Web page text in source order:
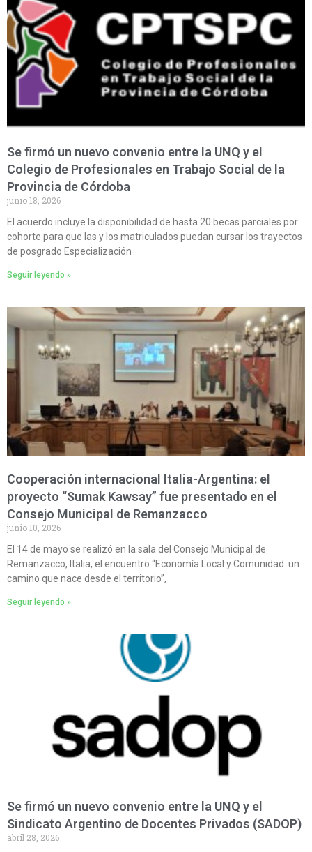
Se firmó un nuevo convenio entre la UNQ y el
Colegio de Profesionales en Trabajo Social de la
Provincia de Córdoba
junio 18, 2026
El acuerdo incluye la disponibilidad de hasta 20 becas parciales por
cohorte para que las y los matriculados puedan cursar los trayectos
de posgrado Especialización
Seguir leyendo »
Cooperación internacional Italia-Argentina: el
proyecto “Sumak Kawsay” fue presentado en el
Consejo Municipal de Remanzacco
junio 10, 2026
El 14 de mayo se realizó en la sala del Consejo Municipal de
Remanzacco, Italia, el encuentro “Economía Local y Comunidad: un
camino que nace desde el territorio”,
Seguir leyendo »
Se firmó un nuevo convenio entre la UNQ y el
Sindicato Argentino de Docentes Privados (SADOP)
abril 28, 2026